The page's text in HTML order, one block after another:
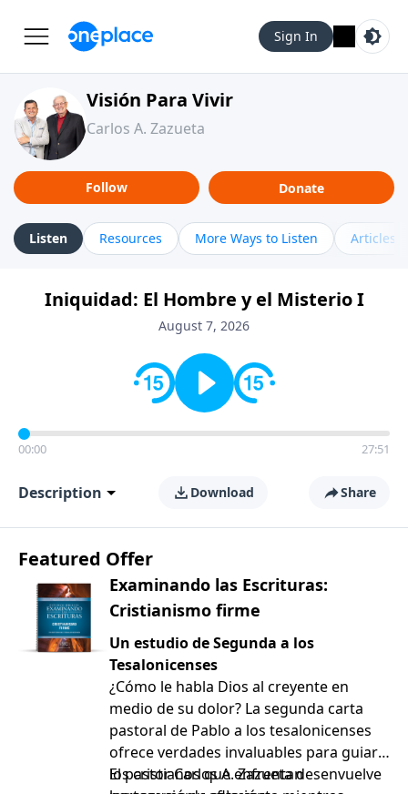
Sign In
Visión Para Vivir
Carlos A. Zazueta
Follow Donate
Listen Resources More Ways to Listen Articles
Iniquidad: El Hombre y el Misterio I
August 7, 2026
00:00 27:51
Description Download Share
Featured Offer
Examinando las Escrituras:
Cristianismo firme
Un estudio de Segunda a los
Tesalonicenses
¿Cómo le habla Dios al creyente en
medio de su dolor? La segunda carta
pastoral de Pablo a los tesalonicenses
ofrece verdades invaluables para guiar a
los cristianos que enfrentan
El pastor Carlos A. Zazueta desenvuelve